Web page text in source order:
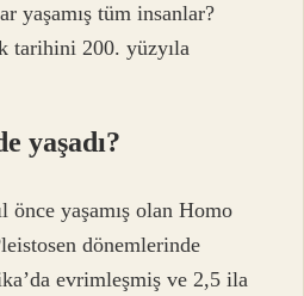
yaşamış tüm insanlar?
tarihini 200. yüzyıla
yaşadı?
yaşamış olan Homo
dönemlerinde
evrimleşmiş ve 2,5 ila